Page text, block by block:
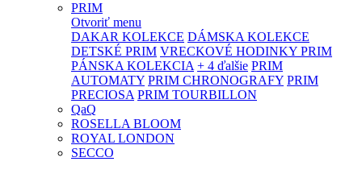
PRIM
Otvoriť menu
DAKAR KOLEKCE DÁMSKA KOLEKCE
DETSKÉ PRIM VRECKOVÉ HODINKY PRIM
PÁNSKA KOLEKCIA + 4 ďalšie PRIM
AUTOMATY PRIM CHRONOGRAFY PRIM
PRECIOSA PRIM TOURBILLON
QaQ
ROSELLA BLOOM
ROYAL LONDON
SECCO